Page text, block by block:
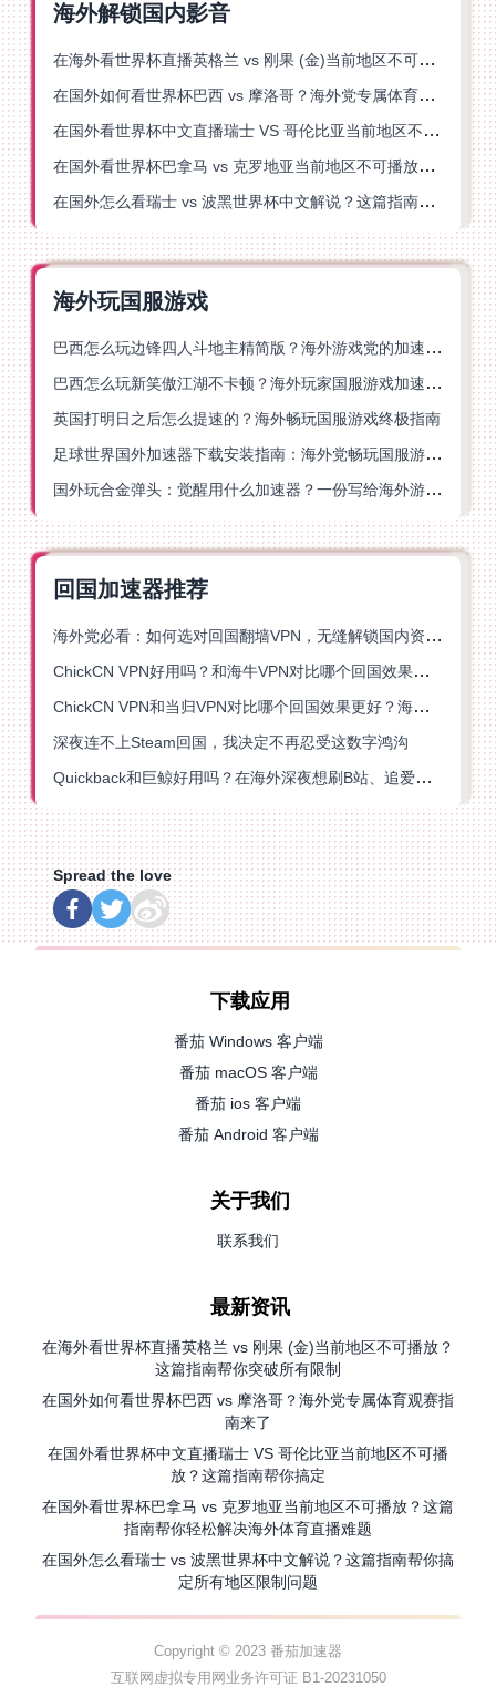
海外解锁国内影音
在海外看世界杯直播英格兰 vs 刚果 (金)当前地区不可播放？这篇指南帮你突破所有限制
在国外如何看世界杯巴西 vs 摩洛哥？海外党专属体育观赛指南来了
在国外看世界杯中文直播瑞士 VS 哥伦比亚当前地区不可播放？这篇指南帮你搞定
在国外看世界杯巴拿马 vs 克罗地亚当前地区不可播放？这篇指南帮你轻松解决海外体育直播难题
在国外怎么看瑞士 vs 波黑世界杯中文解说？这篇指南帮你搞定所有地区限制问题
海外玩国服游戏
巴西怎么玩边锋四人斗地主精简版？海外游戏党的加速器终极选择
巴西怎么玩新笑傲江湖不卡顿？海外玩家国服游戏加速终极指南（附猫和老鼠一梦江湖实测）
英国打明日之后怎么提速的？海外畅玩国服游戏终极指南
足球世界国外加速器下载安装指南：海外党畅玩国服游戏的终极解决方案
国外玩合金弹头：觉醒用什么加速器？一份写给海外游子的畅玩指南
回国加速器推荐
海外党必看：如何选对回国翻墙VPN，无缝解锁国内资源？
ChickCN VPN好用吗？和海牛VPN对比哪个回国效果更好？
ChickCN VPN和当归VPN对比哪个回国效果更好？海外党亲测后选了它
深夜连不上Steam回国，我决定不再忍受这数字鸿沟
Quickback和巨鲸好用吗？在海外深夜想刷B站、追爱奇艺的你，或许正需要这份答案
Spread the love
下载应用
番茄 Windows 客户端
番茄 macOS 客户端
番茄 ios 客户端
番茄 Android 客户端
关于我们
联系我们
最新资讯
在海外看世界杯直播英格兰 vs 刚果 (金)当前地区不可播放？
这篇指南帮你突破所有限制
在国外如何看世界杯巴西 vs 摩洛哥？海外党专属体育观赛指
南来了
在国外看世界杯中文直播瑞士 VS 哥伦比亚当前地区不可播
放？这篇指南帮你搞定
在国外看世界杯巴拿马 vs 克罗地亚当前地区不可播放？这篇
指南帮你轻松解决海外体育直播难题
在国外怎么看瑞士 vs 波黑世界杯中文解说？这篇指南帮你搞
定所有地区限制问题
Copyright © 2023 番茄加速器
互联网虚拟专用网业务许可证 B1-20231050